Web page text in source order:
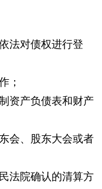
法对债权进行登
；
资产负债表和财产
会、股东大会或者
法院确认的清算方